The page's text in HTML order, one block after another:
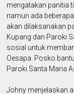
mengatakan panitia
namun ada
akan dilaksanakan
Kupang dan Paroki
sosial untuk
Oesapa. Posko
Paroki Santa Maria
Johny menjelaskan